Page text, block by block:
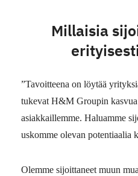
Millaisia
”Tavoitteena on löytää
tukevat H&M Groupin
asiakkaillemme. Haluamme
uskomme olevan potentiaalia
Olemme sijoittaneet muun